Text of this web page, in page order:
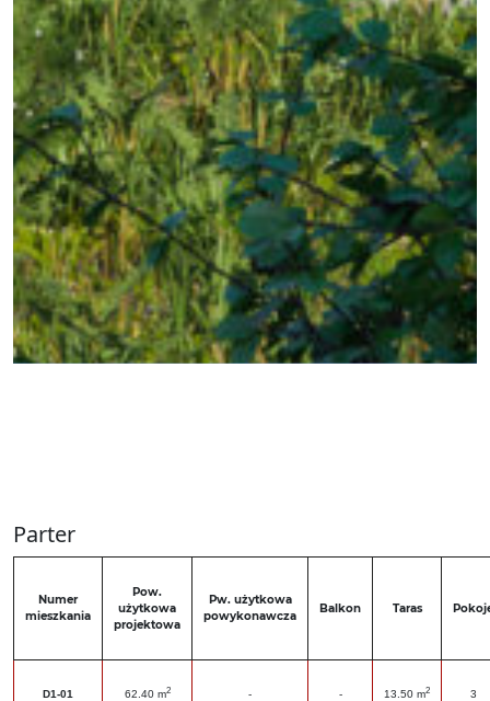
Parter
Numer
mieszkania
Pow.
użytkowa
projektowa
Pw. użytkowa
powykonawcza
Balkon Taras
D1-01 62.40 m2 - - 13.50 m2 3